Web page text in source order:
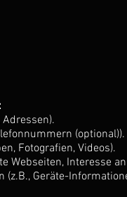
(optional)).
Fotografien, Videos).
Webseiten, Interesse
Geräte-